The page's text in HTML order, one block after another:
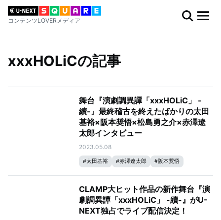
コンテンツLOVERメディア
xxxHOLiCの記事
舞台『演劇調異譚「xxxHOLiC」 -
續-』最終稽古を終えたばかりの太田
基裕×阪本奨悟×松島勇之介×赤澤遼
太郎インタビュー
2023.05.08
#太田基裕 #赤澤遼太郎 #阪本奨悟
CLAMP大ヒット作品の新作舞台『演
劇調異譚「xxxHOLiC」 -續-』がU-
NEXT独占でライブ配信決定！